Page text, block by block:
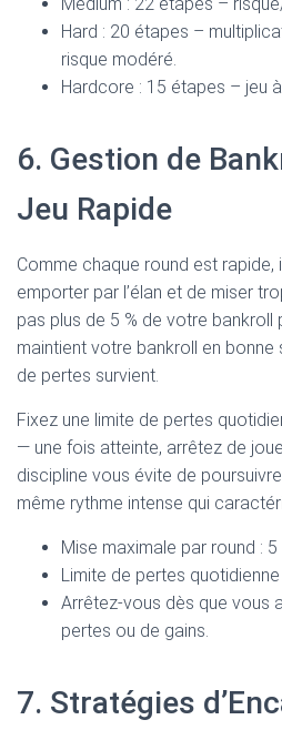
Hard : 20 étapes –
risque modéré.
Hardcore : 15 étapes – jeu
6. Gestion de
Jeu Rapide
Comme chaque round est
emporter par l’élan et de miser
pas plus de 5 % de votre bankroll
maintient votre bankroll en bonne
de pertes survient.
Fixez une limite de pertes
— une fois atteinte, arrêtez de
discipline vous évite de
même rythme intense qui
Mise maximale par round : 5
Limite de pertes
Arrêtez-vous dès que vous
pertes ou de gains.
7. Stratégies